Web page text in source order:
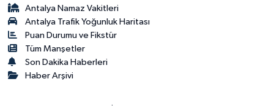
Antalya Namaz Vakitleri
Antalya Trafik Yoğunluk Haritası
Puan Durumu ve Fikstür
Tüm Manşetler
Son Dakika Haberleri
Haber Arşivi